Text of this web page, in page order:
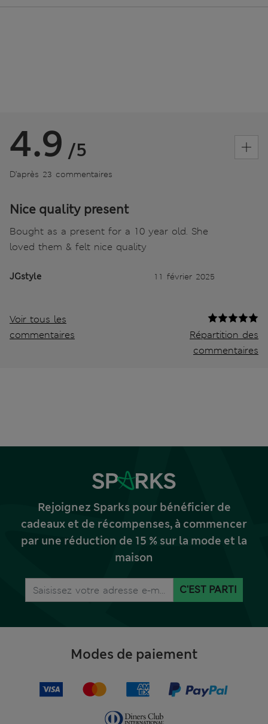
4.9 /5
D’après 23 commentaires
Nice quality present
Bought as a present for a 10 year old. She
loved them & felt nice quality
JGstyle 11 février 2025
Voir tous les
commentaires
Répartition des
commentaires
Rejoignez Sparks pour bénéficier de
cadeaux et de récompenses, à commencer
par une réduction de 15 % sur la mode et la
maison
C'EST PARTI
Modes de paiement